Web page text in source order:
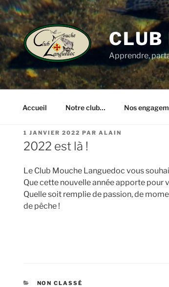
Aller
au
contenu
principal
CLUB
Apprendre,
Accueil Notre club… Nos
PUBLIÉ
LE
1 JANVIER 2022 PAR ALAIN
2022 est là !
Le Club Mouche Languedoc vous
Que cette nouvelle année apporte pour
Quelle soit remplie de passion, de
de pêche !
CATÉGORIES
NON CLASSÉ